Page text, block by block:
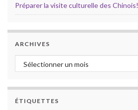
Préparer la visite culturelle des Chinois!
ARCHIVES
Archives
ÉTIQUETTES